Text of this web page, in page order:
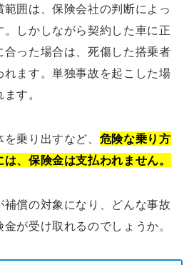
囲は、保険会社の判断によっ
しかしながら契約した車に正
合った場合は、死傷した搭乗者
ます。単独事故を起こした場
す。
乗り出すなど、 危険な乗り方
、保険金は支払われません。
償の対象になり、どんな事故
が受け取れるのでしょうか。